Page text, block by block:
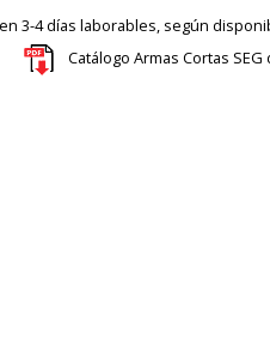
3-4 días laborables, según
Catálogo Armas Cortas SEG